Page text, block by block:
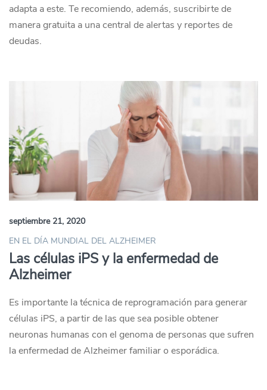
adapta a este. Te recomiendo, además, suscribirte de
manera gratuita a una central de alertas y reportes de
deudas.
septiembre 21, 2020
EN EL DÍA MUNDIAL DEL ALZHEIMER
Las células iPS y la enfermedad de
Alzheimer
Es importante la técnica de reprogramación para generar
células iPS, a partir de las que sea posible obtener
neuronas humanas con el genoma de personas que sufren
la enfermedad de Alzheimer familiar o esporádica.